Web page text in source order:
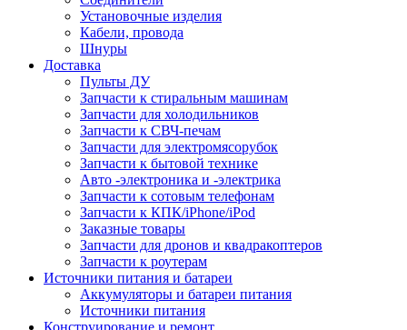
Установочные изделия
Кабели, провода
Шнуры
Доставка
Пульты ДУ
Запчасти к стиральным машинам
Запчасти для холодильников
Запчасти к СВЧ-печам
Запчасти для электромясорубок
Запчасти к бытовой технике
Авто -электроника и -электрика
Запчасти к сотовым телефонам
Запчасти к КПК/iPhone/iPod
Заказные товары
Запчасти для дронов и квадракоптеров
Запчасти к роутерам
Источники питания и батареи
Аккумуляторы и батареи питания
Источники питания
Конструирование и ремонт